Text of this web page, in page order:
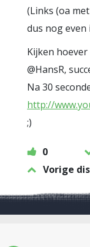
(Links (oa
dus nog even
Kijken
@HansR,
Na 30
http://
;)
0
Vorige